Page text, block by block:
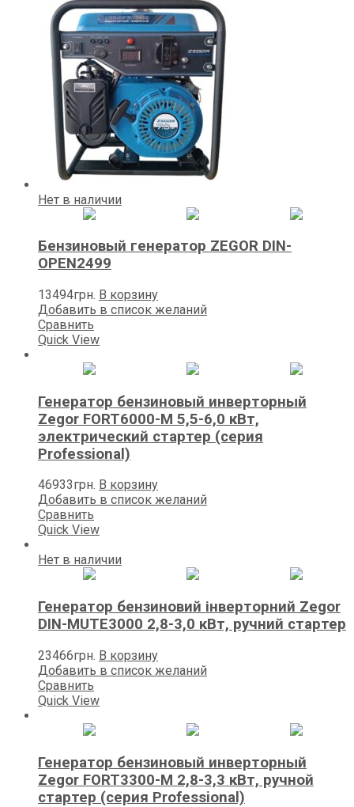
Нет в наличии
Бензиновый генератор ZEGOR DIN-
OPEN2499
13494грн. В корзину
Добавить в список желаний
Сравнить
Quick View
Генератор бензиновый инверторный
Zegor FORT6000-M 5,5-6,0 кВт,
электрический стартер (серия
Professional)
46933грн. В корзину
Добавить в список желаний
Сравнить
Quick View
Нет в наличии
Генератор бензиновий інверторний Zegor
DIN-MUTE3000 2,8-3,0 кВт, ручний стартер
23466грн. В корзину
Добавить в список желаний
Сравнить
Quick View
Генератор бензиновый инверторный
Zegor FORT3300-M 2,8-3,3 кВт, ручной
стартер (серия Professional)